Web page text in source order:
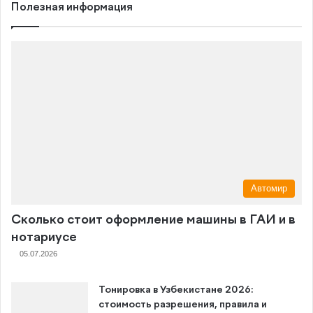
Полезная информация
Автомир
Сколько стоит оформление машины в ГАИ и в
нотариусе
05.07.2026
Тонировка в Узбекистане 2026:
стоимость разрешения, правила и